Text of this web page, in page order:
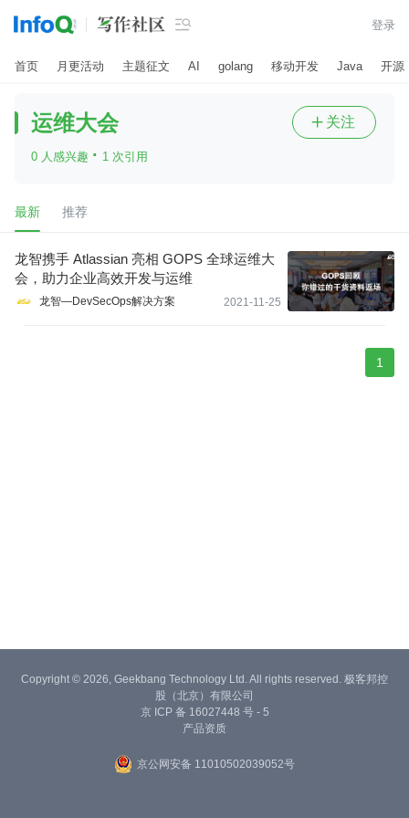
 登录
首页 月更活动 主题征文 AI golang 移动开发 Java 开源
运维大会
0 人感兴趣 · 1 次引用
 关注
最新 推荐
龙智携手 Atlassian 亮相 GOPS 全球运维大
会，助力企业高效开发与运维
龙智—DevSecOps解决方案 2021-11-25
1
Copyright © 2026, Geekbang Technology Ltd. All rights reserved. 极客邦控
股（北京）有限公司
京 ICP 备 16027448 号 - 5
产品资质
京公网安备 11010502039052号